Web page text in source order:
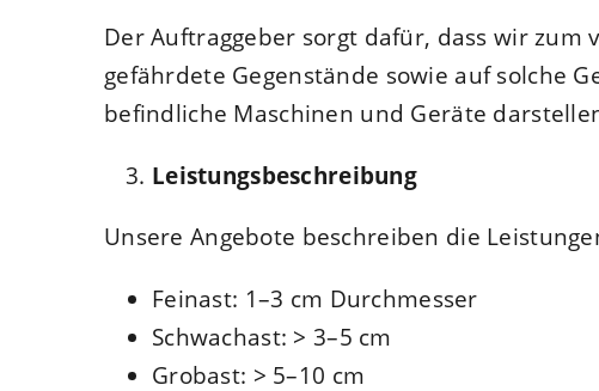
Der Auftraggeber sorgt dafür, dass wir
gefährdete Gegenstände sowie auf solche
befindliche Maschinen und Geräte
Leistungsbeschreibung
Unsere Angebote beschreiben die
Feinast: 1–3 cm Durchmesser
Schwachast: > 3–5 cm
Grobast: > 5–10 cm